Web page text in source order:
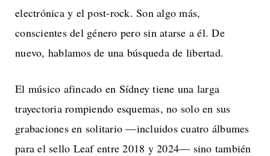
electrónica y el post-rock. Son algo más,
conscientes del género pero sin atarse a él. De
nuevo, hablamos de una búsqueda de libertad.
El músico afincado en Sídney tiene una larga
trayectoria rompiendo esquemas, no solo en sus
grabaciones en solitario —incluidos cuatro álbumes
para el sello Leaf entre 2018 y 2024— sino también